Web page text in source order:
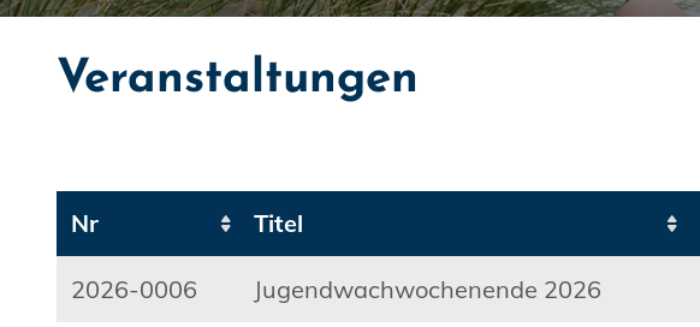
Veranstaltungen
Nr Titel
2026-0006 Jugendwachwochenende 2026